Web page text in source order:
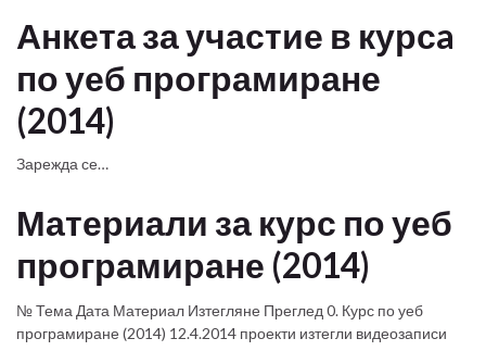
Анкета за участие в курсa
по уеб програмиране
(2014)
Зарежда се…
Материали за курс по уеб
програмиране (2014)
№ Тема Дата Материал Изтегляне Преглед 0. Курс по уеб
програмиране (2014) 12.4.2014 проекти изтегли видеозаписи